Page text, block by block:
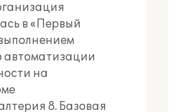
в «Первый
автоматизации
на
8. Базовая